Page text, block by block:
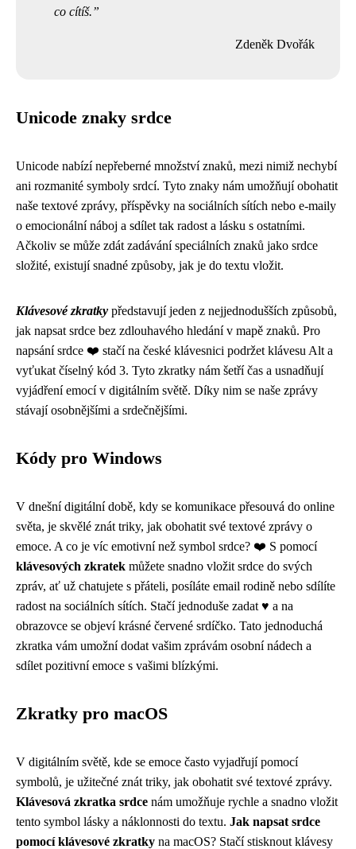
co cítíš.
Zdeněk Dvořák
Unicode znaky srdce
Unicode nabízí nepřeberné množství znaků, mezi nimiž nechybí
ani rozmanité symboly srdcí. Tyto znaky nám umožňují obohatit
naše textové zprávy, příspěvky na sociálních sítích nebo e-maily
o emocionální náboj a sdílet tak radost a lásku s ostatními.
Ačkoliv se může zdát zadávání speciálních znaků jako srdce
složité, existují snadné způsoby, jak je do textu vložit.
Klávesové zkratky představují jeden z nejjednodušších způsobů,
jak napsat srdce bez zdlouhavého hledání v mapě znaků. Pro
napsání srdce ❤️ stačí na české klávesnici podržet klávesu Alt a
vyťukat číselný kód 3. Tyto zkratky nám šetří čas a usnadňují
vyjádření emocí v digitálním světě. Díky nim se naše zprávy
stávají osobnějšími a srdečnějšími.
Kódy pro Windows
V dnešní digitální době, kdy se komunikace přesouvá do online
světa, je skvělé znát triky, jak obohatit své textové zprávy o
emoce. A co je víc emotivní než symbol srdce? ❤️ S pomocí
klávesových zkratek můžete snadno vložit srdce do svých
zpráv, ať už chatujete s přáteli, posíláte email rodině nebo sdílíte
radost na sociálních sítích. Stačí jednoduše zadat ♥ a na
obrazovce se objeví krásné červené srdíčko. Tato jednoduchá
zkratka vám umožní dodat vašim zprávám osobní nádech a
sdílet pozitivní emoce s vašimi blízkými.
Zkratky pro macOS
V digitálním světě, kde se emoce často vyjadřují pomocí
symbolů, je užitečné znát triky, jak obohatit své textové zprávy.
Klávesová zkratka srdce nám umožňuje rychle a snadno vložit
tento symbol lásky a náklonnosti do textu. Jak napsat srdce
pomocí klávesové zkratky na macOS? Stačí stisknout klávesy